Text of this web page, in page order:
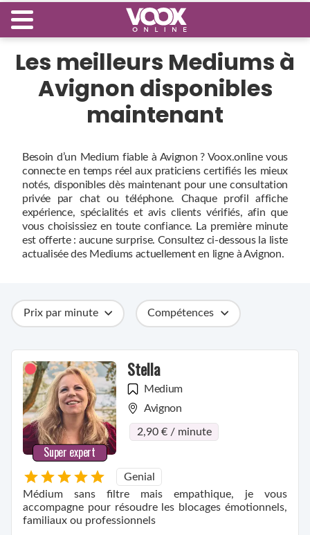
Les meilleurs Mediums à
Avignon disponibles
maintenant
Besoin d’un Medium fiable à Avignon ? Voox.online vous
connecte en temps réel aux praticiens certifiés les mieux
notés, disponibles dès maintenant pour une consultation
privée par chat ou téléphone. Chaque profil affiche
expérience, spécialités et avis clients vérifiés, afin que
vous choisissiez en toute confiance. La première minute
est offerte : aucune surprise. Consultez ci‑dessous la liste
actualisée des Mediums actuellement en ligne à Avignon.
Prix par minute
Catégories
Métiers
Compétences
Super expert
Stella
Medium
Avignon
2,90 € / minute
Genial
Médium sans filtre mais empathique, je vous
accompagne pour résoudre les blocages émotionnels,
familiaux ou professionnels